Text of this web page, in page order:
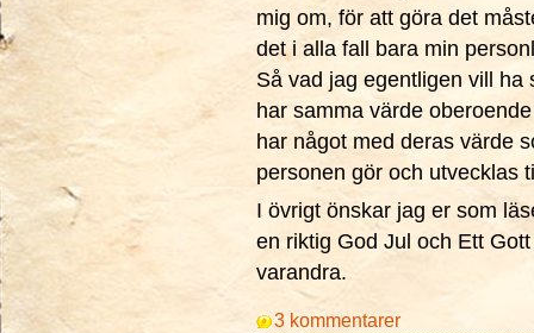
mig om, för att göra det
det i alla fall bara min
Så vad jag egentligen vill
har samma värde
har något med deras värde
personen gör och utvecklas
I övrigt önskar jag er som
en riktig God Jul och Ett
varandra.
3 kommentarer